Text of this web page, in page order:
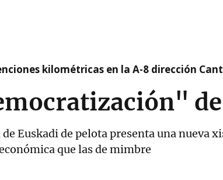
kilométricas en la A-8 dirección
Euskadi de pelota presenta una nueva
que las de mimbre